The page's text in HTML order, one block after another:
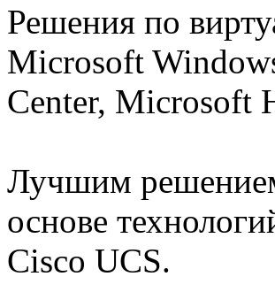
Решения по
Microsoft
Center, Microsoft
Лучшим решением
основе
Cisco UCS.